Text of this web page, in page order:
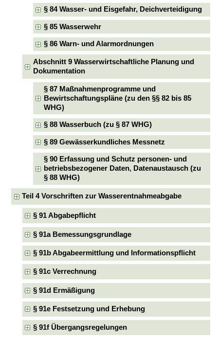
§ 84 Wasser- und Eisgefahr, Deichverteidigung
§ 85 Wasserwehr
§ 86 Warn- und Alarmordnungen
Abschnitt 9 Wasserwirtschaftliche Planung und
Dokumentation
§ 87 Maßnahmenprogramme und
Bewirtschaftungspläne (zu den §§ 82 bis 85
WHG)
§ 88 Wasserbuch (zu § 87 WHG)
§ 89 Gewässerkundliches Messnetz
§ 90 Erfassung und Schutz personen- und
betriebsbezogener Daten, Datenaustausch (zu
§ 88 WHG)
Teil 4 Vorschriften zur Wasserentnahmeabgabe
§ 91 Abgabepflicht
§ 91a Bemessungsgrundlage
§ 91b Abgabeermittlung und Informationspflicht
§ 91c Verrechnung
§ 91d Ermäßigung
§ 91e Festsetzung und Erhebung
§ 91f Übergangsregelungen